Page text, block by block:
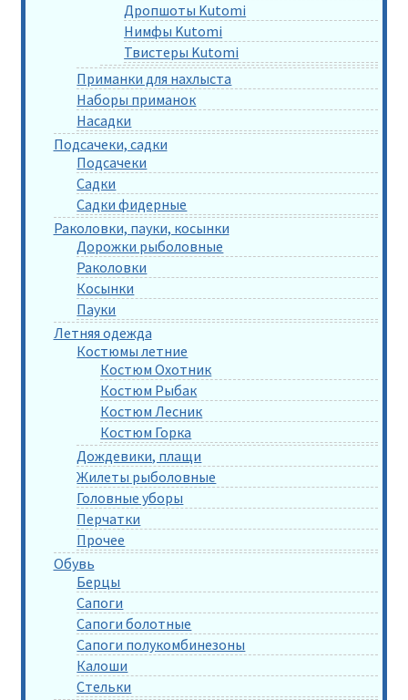
Дропшоты Kutomi
Нимфы Kutomi
Твистеры Kutomi
Приманки для нахлыста
Наборы приманок
Насадки
Подсачеки, садки
Подсачеки
Садки
Садки фидерные
Раколовки, пауки, косынки
Дорожки рыболовные
Раколовки
Косынки
Пауки
Летняя одежда
Костюмы летние
Костюм Охотник
Костюм Рыбак
Костюм Лесник
Костюм Горка
Дождевики, плащи
Жилеты рыболовные
Головные уборы
Перчатки
Прочее
Обувь
Берцы
Сапоги
Сапоги болотные
Сапоги полукомбинезоны
Калоши
Стельки